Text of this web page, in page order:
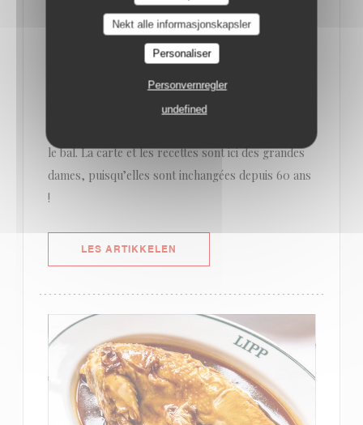
Nekt alle informasjonskapsler
Personaliser
Personvernregler
undefined
cuisine française : un hareng de Bismarck avec sa
vinaigrette sucrée, une choucroute garnie au
véritable jambon, un poulet fermier de 100 jours
rôti et LE véritable gratin dauphinois. Côté
desserts, la tatin complètement renversée avec sa
le bal. La carte et les recettes sont ici des grandes
dames, puisqu’elles sont inchangées depuis 60 ans
!
LES ARTIKKELEN